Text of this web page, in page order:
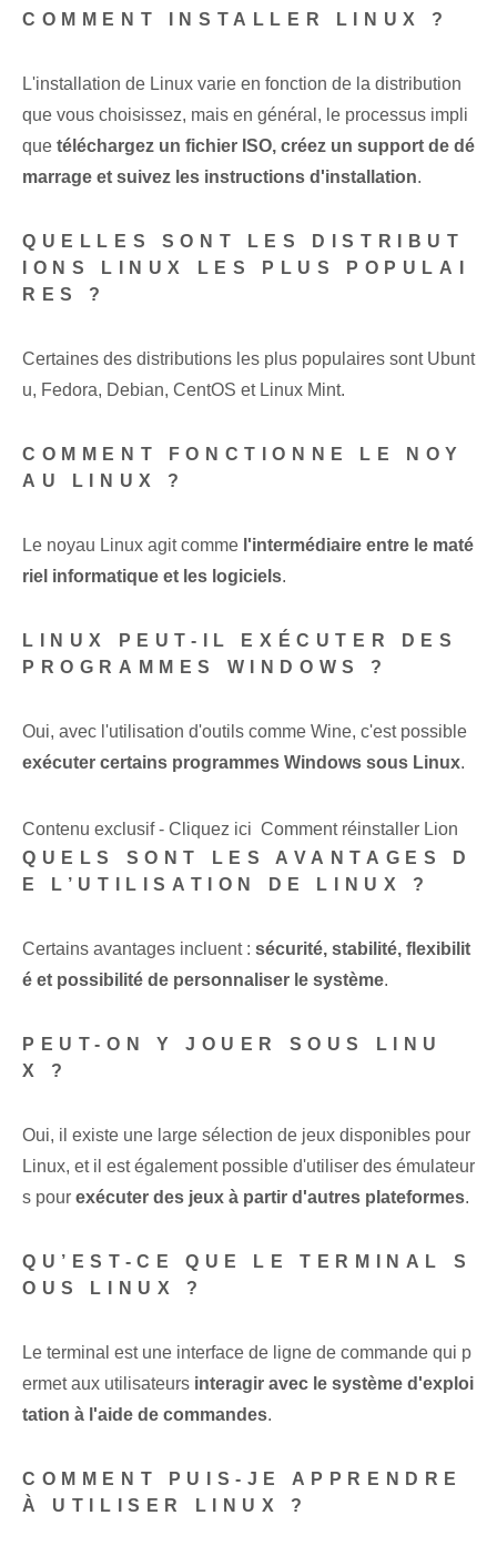
COMMENT INSTALLER LINUX ?
L'installation de Linux varie en fonction de la distribution
que vous choisissez, mais en général, le processus impli
que téléchargez un fichier ISO, créez un support de dé
marrage et suivez les instructions d'installation.
QUELLES SONT LES DISTRIBUT
IONS LINUX LES PLUS POPULAI
RES ?
Certaines des distributions les plus populaires sont Ubunt
u, Fedora, Debian, CentOS et Linux Mint.
COMMENT FONCTIONNE LE NOY
AU LINUX ?
Le noyau Linux⁢ agit comme l'intermédiaire entre le maté
riel informatique et les logiciels.
LINUX PEUT-IL EXÉCUTER DES
PROGRAMMES WINDOWS ?
Oui, avec l'utilisation d'outils comme Wine, c'est possible
exécuter certains programmes Windows sous Linux.
Contenu exclusif - Cliquez ici Comment réinstaller Lion
QUELS SONT LES AVANTAGES D
E L’UTILISATION DE LINUX ?
Certains avantages incluent : sécurité, stabilité, flexibilit
é et possibilité de personnaliser le système.
PEUT-ON Y JOUER SOUS LINU
X ?
Oui, il existe une large sélection de jeux disponibles pour
Linux, et il est également possible d'utiliser des émulateur
s pour exécuter des jeux à partir d'autres plateformes.
QU’EST-CE QUE LE TERMINAL S
OUS LINUX ?
Le terminal est une interface de ligne de commande qui p
ermet aux utilisateurs interagir avec le système d'exploi
tation à l'aide de commandes.
COMMENT PUIS-JE APPRENDRE
À UTILISER LINUX ?